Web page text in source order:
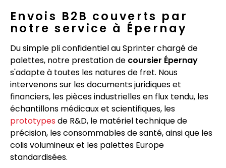
Envois B2B couverts par
notre service à Épernay
Du simple pli confidentiel au Sprinter chargé de
palettes, notre prestation de coursier Épernay
s'adapte à toutes les natures de fret. Nous
intervenons sur les documents juridiques et
financiers, les pièces industrielles en flux tendu, les
échantillons médicaux et scientifiques, les
prototypes de R&D, le matériel technique de
précision, les consommables de santé, ainsi que les
colis volumineux et les palettes Europe
standardisées.